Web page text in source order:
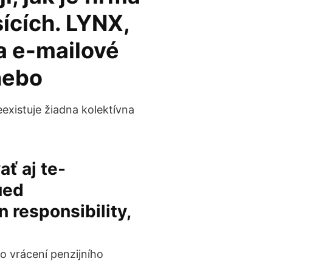
LYNX,
e-mailové
žiadna kolektívna
aj te-
responsibility,
vrácení penzijního